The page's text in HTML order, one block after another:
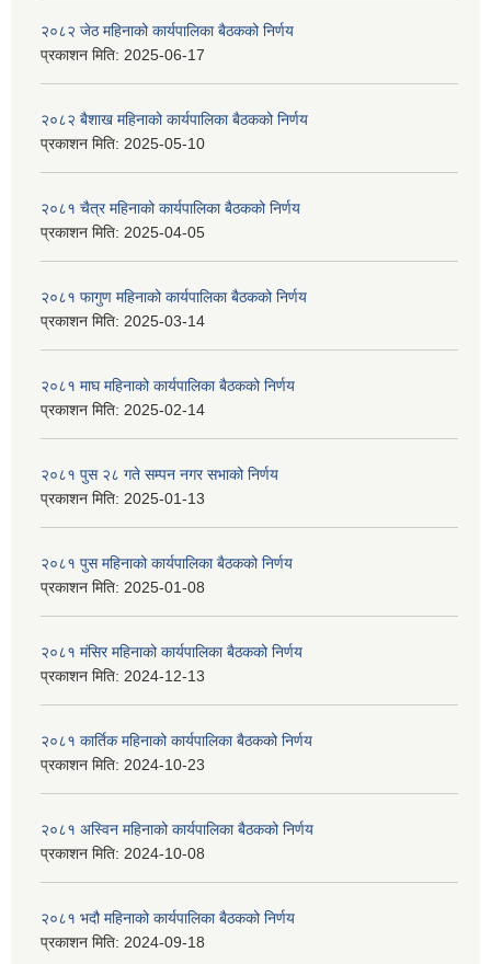
२०८२ जेठ महिनाको कार्यपालिका बैठकको निर्णय
प्रकाशन मिति: 2025-06-17
२०८२ बैशाख महिनाको कार्यपालिका बैठकको निर्णय
प्रकाशन मिति: 2025-05-10
२०८१ चैत्र महिनाको कार्यपालिका बैठकको निर्णय
प्रकाशन मिति: 2025-04-05
२०८१ फागुण महिनाको कार्यपालिका बैठकको निर्णय
प्रकाशन मिति: 2025-03-14
२०८१ माघ महिनाको कार्यपालिका बैठकको निर्णय
प्रकाशन मिति: 2025-02-14
२०८१ पुस २८ गते सम्प‍न नगर सभाको निर्णय
प्रकाशन मिति: 2025-01-13
२०८१ पुस महिनाको कार्यपालिका बैठकको निर्णय
प्रकाशन मिति: 2025-01-08
२०८१ मंसिर महिनाको कार्यपालिका बैठकको निर्णय
प्रकाशन मिति: 2024-12-13
२०८१ कार्तिक महिनाको कार्यपालिका बैठकको निर्णय
प्रकाशन मिति: 2024-10-23
२०८१ अस्विन महिनाको कार्यपालिका बैठकको निर्णय
प्रकाशन मिति: 2024-10-08
२०८१ भदौ महिनाको कार्यपालिका बैठकको निर्णय
प्रकाशन मिति: 2024-09-18